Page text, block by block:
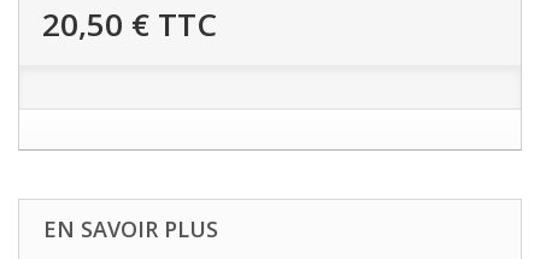
20,50 € TTC
EN SAVOIR PLUS